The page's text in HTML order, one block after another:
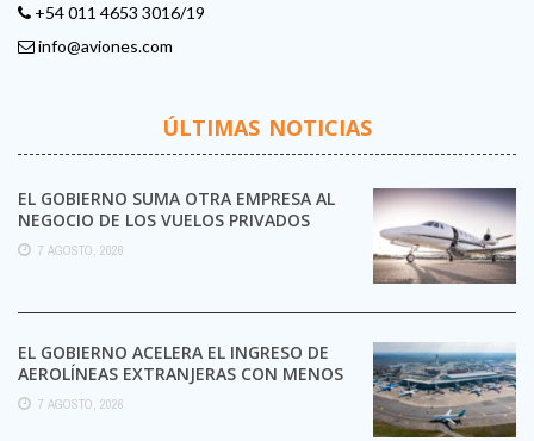
+54 011 4653 3016/19
info@aviones.com
ÚLTIMAS NOTICIAS
EL GOBIERNO SUMA OTRA EMPRESA AL
NEGOCIO DE LOS VUELOS PRIVADOS
7 AGOSTO, 2026
EL GOBIERNO ACELERA EL INGRESO DE
AEROLÍNEAS EXTRANJERAS CON MENOS
TRÁMITES
7 AGOSTO, 2026